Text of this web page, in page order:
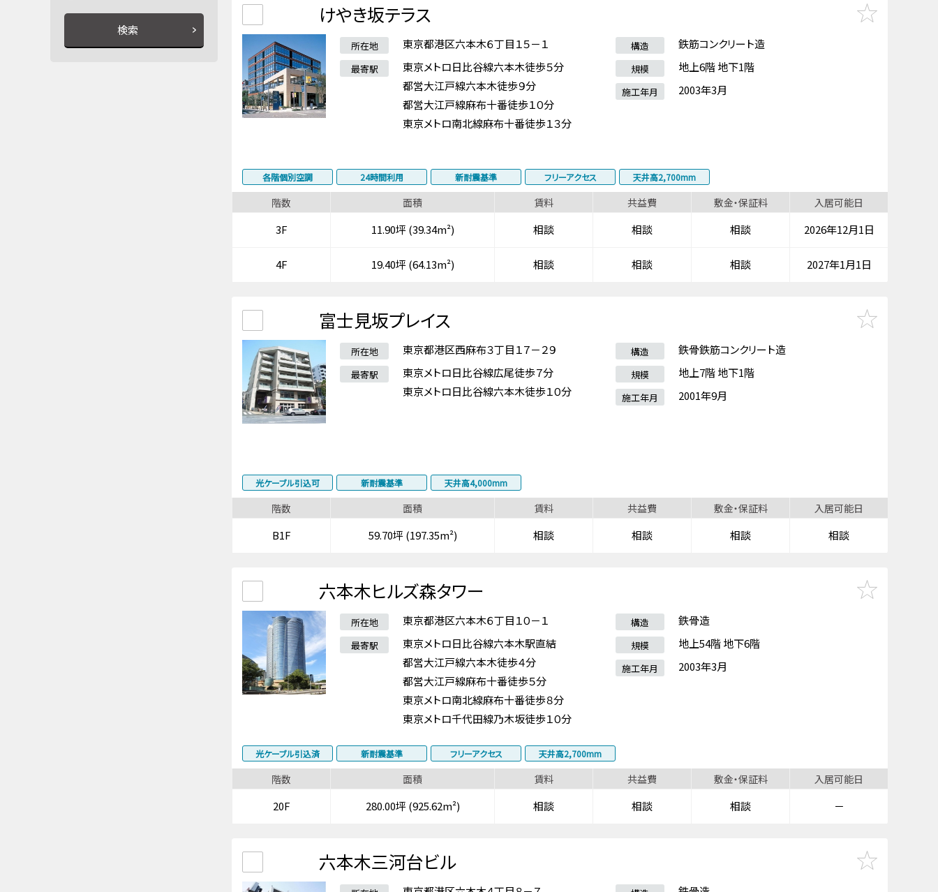
けやき坂テラス
所在地 東京都港区六本木６丁目１５－１
最寄駅
東京メトロ日比谷線六本木徒歩５分
都営大江戸線六本木徒歩９分
都営大江戸線麻布十番徒歩１０分
東京メトロ南北線麻布十番徒歩１３分
構造 鉄筋コンクリート造
規模 地上6階 地下1階
施工年月 2003年3月
各階個別空調 24時間利用 新耐震基準 フリーアクセス 天井高2,700mm
階数 面積 賃料 共益費 敷金・保証料 入居可能日
3F 11.90坪 (39.34m²) 相談 相談 相談 2026年12月1日
4F 19.40坪 (64.13m²) 相談 相談 相談 2027年1月1日
富士見坂プレイス
所在地 東京都港区西麻布３丁目１７－２９
最寄駅
東京メトロ日比谷線広尾徒歩７分
東京メトロ日比谷線六本木徒歩１０分
構造 鉄骨鉄筋コンクリート造
規模 地上7階 地下1階
施工年月 2001年9月
光ケーブル引込可 新耐震基準 天井高4,000mm
階数 面積 賃料 共益費 敷金・保証料 入居可能日
B1F 59.70坪 (197.35m²) 相談 相談 相談 相談
六本木ヒルズ森タワー
所在地 東京都港区六本木６丁目１０－１
最寄駅
東京メトロ日比谷線六本木駅直結
都営大江戸線六本木徒歩４分
都営大江戸線麻布十番徒歩５分
東京メトロ南北線麻布十番徒歩８分
東京メトロ千代田線乃木坂徒歩１０分
構造 鉄骨造
規模 地上54階 地下6階
施工年月 2003年3月
光ケーブル引込済 新耐震基準 フリーアクセス 天井高2,700mm
階数 面積 賃料 共益費 敷金・保証料 入居可能日
20F 280.00坪 (925.62m²) 相談 相談 相談 －
六本木三河台ビル
検索